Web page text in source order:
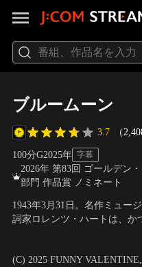
ブルームーン
3.7 （
100分G2025年 字幕
2026年 第83回 ゴールデン
部門 作品賞 ノミネート
1943年3月31日。名作ミュー
詞家ロレンツ・ハートは、か
と向き合っていた。成功と孤
(C) 2025 FUNNY